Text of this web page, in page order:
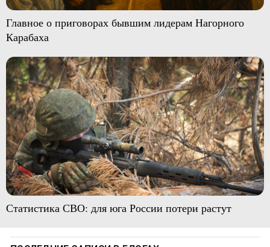
Главное о приговорах бывшим лидерам Нагорного
Карабаха
Статистика СВО: для юга России потери растут